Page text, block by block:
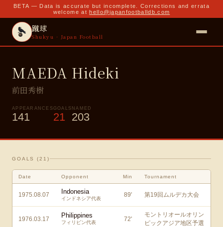
BETA — Data is accurate but incomplete. Corrections and errata
welcome at hello@japanfootballdb.com
蹴球
Shukyu · Japan Football
MAEDA Hideki
前田秀樹
APPEARANCES
141
GOALS
21
NAMED
203
GOALS (21 )
Date Opponent Min Tournament
1975.08.07 Indonesia
インドネシア代表
89' 第19回ムルデカ大会
1976.03.17 Philippines
フィリピン代表 72'
モントリオールオリン
ピックアジア地区予選